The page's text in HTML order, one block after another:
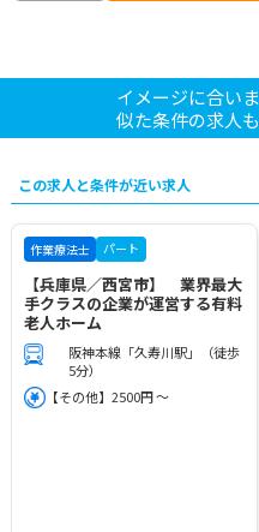
イメージに合い
似た条件の求人
この求人と条件が近い求人
作業療法士 パート
【兵庫県／西宮市】 業界最大
手クラスの企業が運営する有料
老人ホーム
阪神本線「久寿川駅」（徒歩
5分）
【その他】2500円 ～